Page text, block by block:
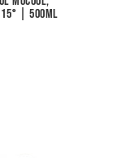
| 500ml